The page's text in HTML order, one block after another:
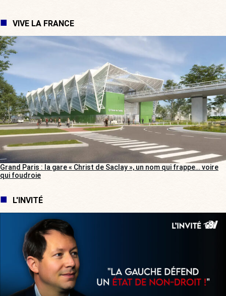
VIVE LA FRANCE
Grand Paris : la gare « Christ de Saclay », un nom qui frappe… voire
qui foudroie
L'INVITÉ